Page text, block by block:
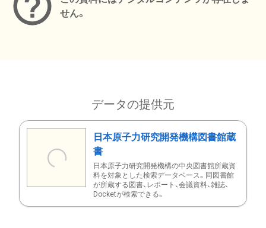
せん。
データの提供元
日本原子力研究開発機構図書館蔵
書
日本原子力研究開発機構の中央図書館所蔵資
料を対象とした検索データベース。同図書館
が所蔵する図書、レポート、会議資料、雑誌、
Docketが検索できる。